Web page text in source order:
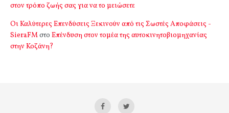
στον τρόπο ζωής σας για να το μειώσετε
Οι Καλύτερες Επενδύσεις Ξεκινούν από τις Σωστές Αποφάσεις -
SieraFMστο Επένδυση στον τομέα της αυτοκινητοβιομηχανίας
στην Κοζάνη?